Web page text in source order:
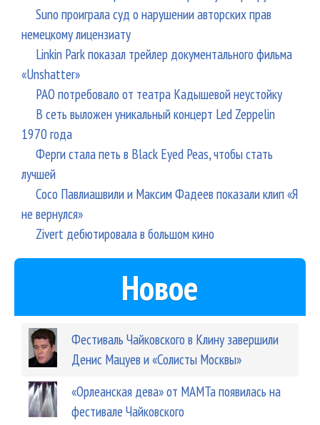
Suno проиграла суд о нарушении авторских прав
немецкому лицензиату
Linkin Park показал трейлер документального фильма
«Unshatter»
РАО потребовало от театра Кадышевой неустойку
В сеть выложен уникальный концерт Led Zeppelin
1970 года
Ферги стала петь в Black Eyed Peas, чтобы стать
лучшей
Сосо Павлиашвили и Максим Фадеев показали клип «Я
не вернулся»
Zivert дебютировала в большом кино
Новое
Фестиваль Чайковского в Клину завершили
Денис Мацуев и «Солисты Москвы»
«Орлеанская дева» от МАМТа появилась на
фестивале Чайковского